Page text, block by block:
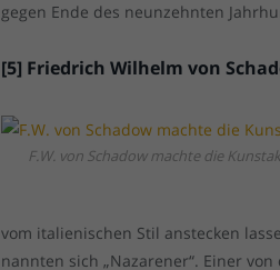
gegen Ende des neunzehnten
[5] Friedrich Wilhelm von
F.W. von Schadow machte die
vom italienischen Stil anstecken
nannten sich „Nazarener“. Einer